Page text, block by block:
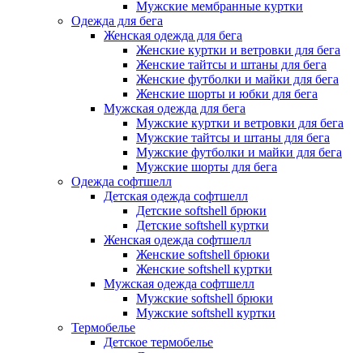
Мужские мембранные куртки
Одежда для бега
Женская одежда для бега
Женские куртки и ветровки для бега
Женские тайтсы и штаны для бега
Женские футболки и майки для бега
Женские шорты и юбки для бега
Мужская одежда для бега
Мужские куртки и ветровки для бега
Мужские тайтсы и штаны для бега
Мужские футболки и майки для бега
Мужские шорты для бега
Одежда софтшелл
Детская одежда софтшелл
Детские softshell брюки
Детские softshell куртки
Женская одежда софтшелл
Женские softshell брюки
Женские softshell куртки
Мужская одежда софтшелл
Мужские softshell брюки
Мужские softshell куртки
Термобелье
Детское термобелье